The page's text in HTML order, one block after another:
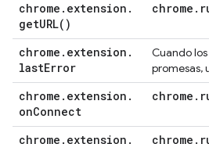
chrome . extension .
getURL( )
chrome .
chrome . extension .
lastError
Cuando
promesas,
chrome . extension .
onConnect
chrome .
chrome . extension .
chrome .